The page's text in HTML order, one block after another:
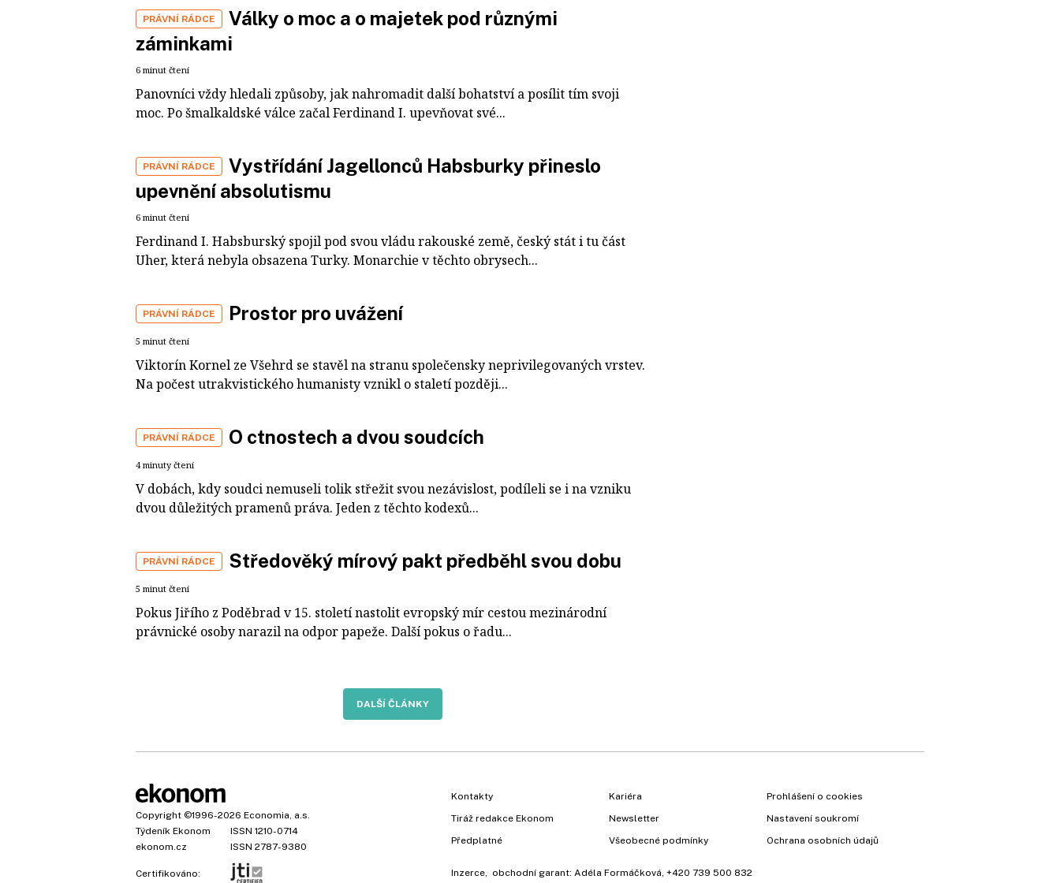
PRÁVNÍ RÁDCE
Války o moc a o majetek pod různými
záminkami
6 minut čtení
Panovníci vždy hledali způsoby, jak nahromadit další bohatství a posílit tím svoji
moc. Po šmalkaldské válce začal Ferdinand I. upevňovat své...
PRÁVNÍ RÁDCE
Vystřídání Jagellonců Habsburky přineslo
upevnění absolutismu
6 minut čtení
Ferdinand I. Habsburský spojil pod svou vládu rakouské země, český stát i tu část
Uher, která nebyla obsazena Turky. Monarchie v těchto obrysech...
PRÁVNÍ RÁDCE Prostor pro uvážení
5 minut čtení
Viktorín Kornel ze Všehrd se stavěl na stranu společensky neprivilegovaných vrstev.
Na počest utrakvistického humanisty vznikl o staletí později...
PRÁVNÍ RÁDCE O ctnostech a dvou soudcích
4 minuty čtení
V dobách, kdy soudci nemuseli tolik střežit svou nezávislost, podíleli se i na vzniku
dvou důležitých pramenů práva. Jeden z těchto kodexů...
PRÁVNÍ RÁDCE Středověký mírový pakt předběhl svou dobu
5 minut čtení
Pokus Jiřího z Poděbrad v 15. století nastolit evropský mír cestou mezinárodní
právnické osoby narazil na odpor papeže. Další pokus o řadu...
DALŠÍ ČLÁNKY
Copyright ©1996-2026 Economia, a.s.
Týdeník Ekonom
ISSN 1210-0714
ekonom.cz
ISSN 2787-9380
Certifikováno:
Kontakty
Tiráž redakce Ekonom
Předplatné
Kariéra
Newsletter
Všeobecné podmínky
Prohlášení o cookies
Nastavení soukromí
Ochrana osobních údajů
Inzerce , obchodní garant: Adéla Formáčková +420 739 500 832